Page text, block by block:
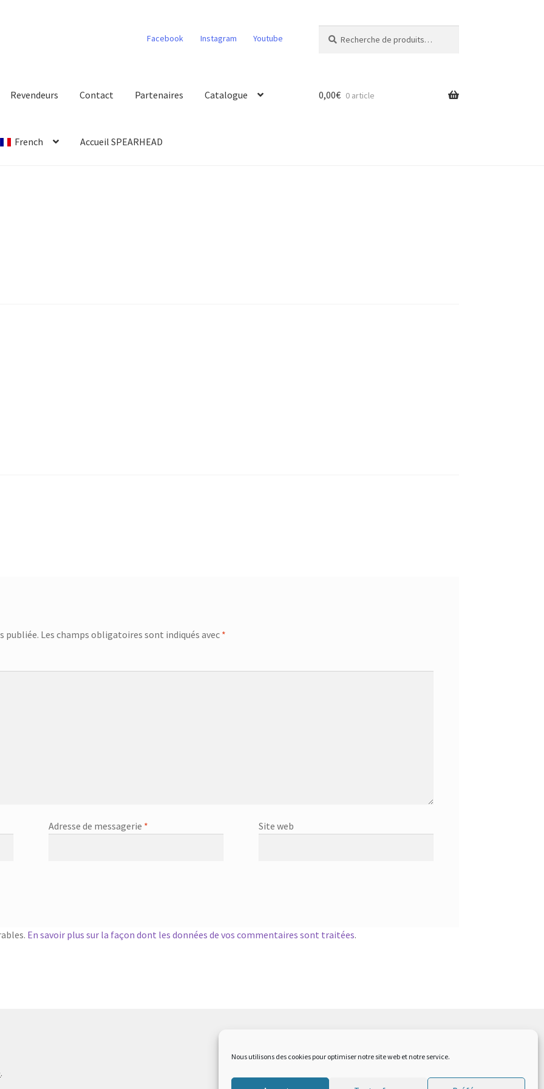
Nous utilisons des cookies pour optimiser notre site web et notre service.
Facebook Instagram Youtube
pour :
Revendeurs Contact Partenaires Catalogue
French Accueil SPEARHEAD
0,00€ 0 article
publiée. Les champs obligatoires sont indiqués avec *
Adresse de messagerie * Site web
En savoir plus sur la façon dont les données de vos commentaires sont traitées.
.